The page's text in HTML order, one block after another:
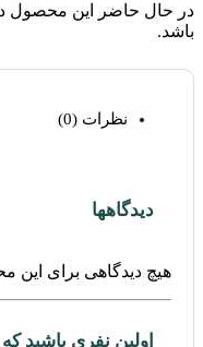
در حال حاضر این محصول
باشد.
نظرات (0)
دیدگاهها
هیچ دیدگاهی برای
اولین نفری باشید